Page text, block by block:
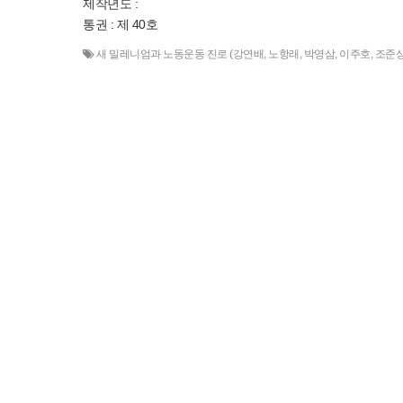
제작년도 :
통권 : 제 40호
새 밀레니엄과 노동운동 진로 (강연배 , 노항래 , 박영삼, 이주호, 조준